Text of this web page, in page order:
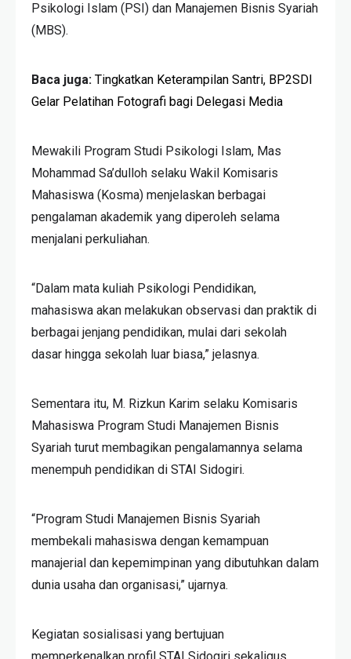
Psikologi Islam (PSI) dan Manajemen Bisnis Syariah
(MBS).
Baca juga: Tingkatkan Keterampilan Santri, BP2SDI
Gelar Pelatihan Fotografi bagi Delegasi Media
Mewakili Program Studi Psikologi Islam, Mas
Mohammad Sa’dulloh selaku Wakil Komisaris
Mahasiswa (Kosma) menjelaskan berbagai
pengalaman akademik yang diperoleh selama
menjalani perkuliahan.
“Dalam mata kuliah Psikologi Pendidikan,
mahasiswa akan melakukan observasi dan praktik di
berbagai jenjang pendidikan, mulai dari sekolah
dasar hingga sekolah luar biasa,” jelasnya.
Sementara itu, M. Rizkun Karim selaku Komisaris
Mahasiswa Program Studi Manajemen Bisnis
Syariah turut membagikan pengalamannya selama
menempuh pendidikan di STAI Sidogiri.
“Program Studi Manajemen Bisnis Syariah
membekali mahasiswa dengan kemampuan
manajerial dan kepemimpinan yang dibutuhkan dalam
dunia usaha dan organisasi,” ujarnya.
Kegiatan sosialisasi yang bertujuan